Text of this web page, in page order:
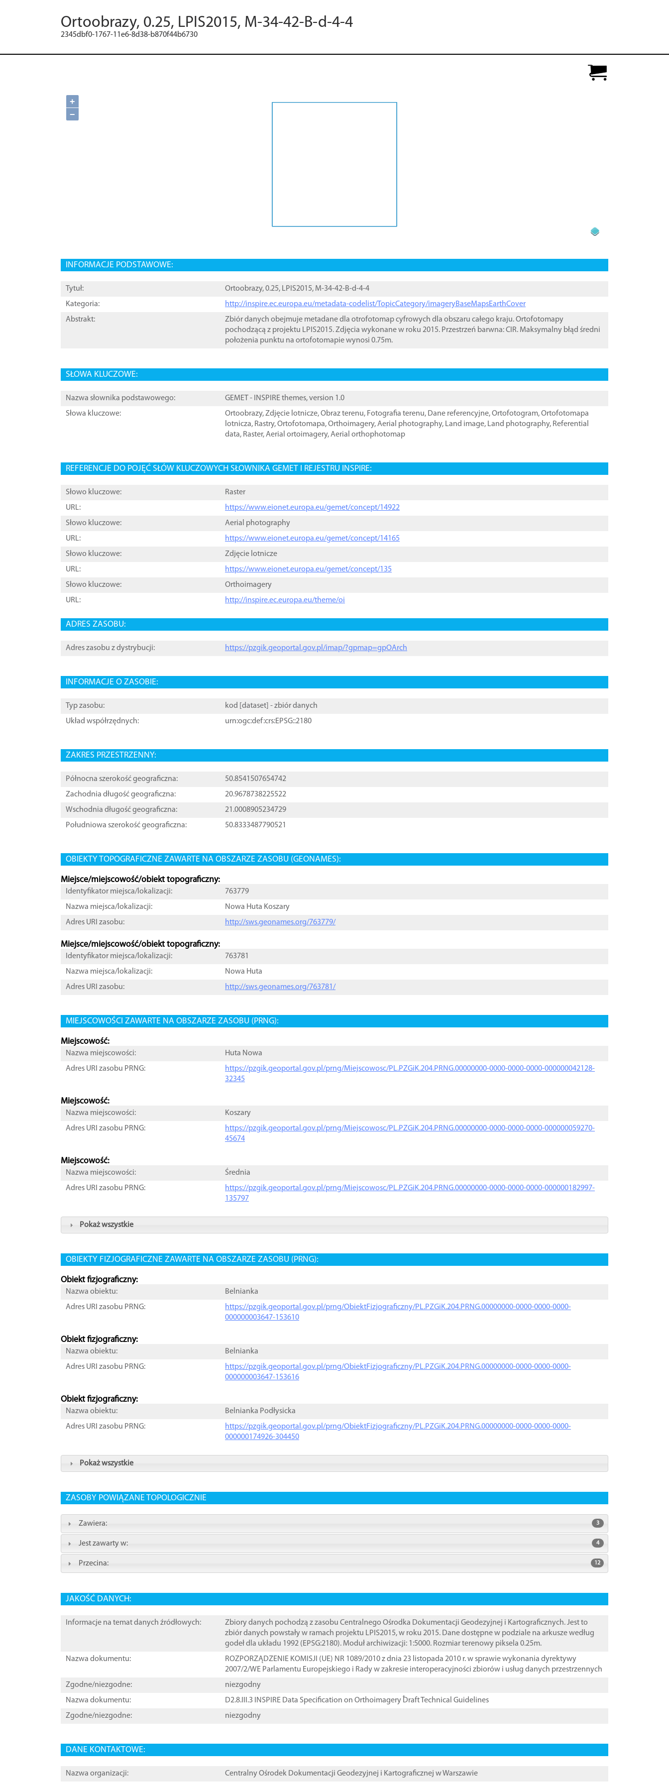
Ortoobrazy, 0.25, LPIS2015, M-34-42-B-d-4-4
2345dbf0-1767-11e6-8d38-b870f44b6730
+
−
INFORMACJE PODSTAWOWE:
Tytuł:
Ortoobrazy, 0.25, LPIS2015, M-34-42-B-d-4-4
Kategoria:
http://inspire.ec.europa.eu/metadata-codelist/TopicCategory/imageryBaseMapsEarthCover
Abstrakt:
Zbiór danych obejmuje metadane dla otrofotomap cyfrowych dla obszaru całego kraju. Ortofotomapy
pochodzącą z projektu LPIS2015. Zdjęcia wykonane w roku 2015. Przestrzeń barwna: CIR. Maksymalny błąd średni
położenia punktu na ortofotomapie wynosi 0.75m.
SŁOWA KLUCZOWE:
Nazwa słownika podstawowego:
GEMET - INSPIRE themes, version 1.0
Słowa kluczowe:
Ortoobrazy,Zdjęcie lotnicze,Obraz terenu, Fotografia terenu, Dane referencyjne,Ortofotogram,Ortofotomapa
lotnicza, Rastry,Ortofotomapa,Orthoimagery,Aerial photography, Land image, Land photography, Referential
data, Raster,Aerial ortoimagery,Aerial orthophotomap
REFERENCJE DO POJĘĆ SŁÓW KLUCZOWYCH SŁOWNIKA GEMET I REJESTRU INSPIRE:
Słowo kluczowe:
Raster
URL:
https://www.eionet.europa.eu/gemet/concept/14922
Słowo kluczowe:
Aerial photography
URL:
https://www.eionet.europa.eu/gemet/concept/14165
Słowo kluczowe:
Zdjęcie lotnicze
URL:
https://www.eionet.europa.eu/gemet/concept/135
Słowo kluczowe:
Orthoimagery
URL:
http://inspire.ec.europa.eu/theme/oi
ADRES ZASOBU:
Adres zasobu z dystrybucji: https://pzgik.geoportal.gov.pl/imap/?gpmap=gpOArch
INFORMACJE O ZASOBIE:
Typ zasobu: kod [ dataset ] - zbiór danych
Układ współrzędnych:
urn:ogc:def:crs:EPSG::2180
ZAKRES PRZESTRZENNY:
Północna szerokość geograficzna:
50.8541507654742
Zachodnia długość geograficzna:
20.9678738225522
Wschodnia długość geograficzna:
21.0008905234729
Południowa szerokość geograficzna:
50.8333487790521
OBIEKTY TOPOGRAFICZNE ZAWARTE NA OBSZARZE ZASOBU (GEONAMES):
Miejsce/miejscowość/obiekt topograficzny:
Identyfikator miejsca/lokalizacji:
763779
Nazwa miejsca/lokalizacji:
Nowa Huta Koszary
Adres URI zasobu:
http://sws.geonames.org/763779/
Miejsce/miejscowość/obiekt topograficzny:
Identyfikator miejsca/lokalizacji:
763781
Nazwa miejsca/lokalizacji:
Nowa Huta
Adres URI zasobu:
http://sws.geonames.org/763781/
MIEJSCOWOŚCI ZAWARTE NA OBSZARZE ZASOBU (PRNG):
Miejscowość:
Nazwa miejscowości:
Huta Nowa
Adres URI zasobu PRNG:
https://pzgik.geoportal.gov.pl/prng/Miejscowosc/PL.PZGiK.204.PRNG.00000000-0000-0000-0000-000000042128-
32345
Miejscowość:
Nazwa miejscowości:
Koszary
Adres URI zasobu PRNG:
https://pzgik.geoportal.gov.pl/prng/Miejscowosc/PL.PZGiK.204.PRNG.00000000-0000-0000-0000-000000059270-
45674
Miejscowość:
Nazwa miejscowości:
Średnia
Adres URI zasobu PRNG:
https://pzgik.geoportal.gov.pl/prng/Miejscowosc/PL.PZGiK.204.PRNG.00000000-0000-0000-0000-000000182997-
135797
Pokaż wszystkie
OBIEKTY FIZJOGRAFICZNE ZAWARTE NA OBSZARZE ZASOBU (PRNG):
Obiekt fizjograficzny:
Nazwa obiektu:
Belnianka
Adres URI zasobu PRNG:
https://pzgik.geoportal.gov.pl/prng/ObiektFizjograficzny/PL.PZGiK.204.PRNG.00000000-0000-0000-0000-
000000003647-153610
Obiekt fizjograficzny:
Nazwa obiektu:
Belnianka
Adres URI zasobu PRNG:
https://pzgik.geoportal.gov.pl/prng/ObiektFizjograficzny/PL.PZGiK.204.PRNG.00000000-0000-0000-0000-
000000003647-153616
Obiekt fizjograficzny:
Nazwa obiektu:
Belnianka Podłysicka
Adres URI zasobu PRNG:
https://pzgik.geoportal.gov.pl/prng/ObiektFizjograficzny/PL.PZGiK.204.PRNG.00000000-0000-0000-0000-
000000174926-304450
Pokaż wszystkie
ZASOBY POWIĄZANE TOPOLOGICZNIE
Zawiera: 3
Jest zawarty w: 4
Przecina: 12
JAKOŚĆ DANYCH:
Informacje na temat danych źródłowych:
Zbiory danych pochodzą z zasobu Centralnego Ośrodka Dokumentacji Geodezyjnej i Kartograficznych. Jest to
zbiór danych powstały w ramach projektu LPIS2015, w roku 2015. Dane dostępne w podziale na arkusze według
godeł dla układu 1992 (EPSG:2180). Moduł archiwizacji: 1:5000. Rozmiar terenowy piksela 0.25m.
Nazwa dokumentu:
ROZPORZĄDZENIE KOMISJI (UE) NR 1089/2010 z dnia 23 listopada 2010 r. w sprawie wykonania dyrektywy
2007/2/WE Parlamentu Europejskiego i Rady w zakresie interoperacyjności zbiorów i usług danych przestrzennych
Zgodne/niezgodne:
niezgodny
Nazwa dokumentu:
D2.8.III.3 INSPIRE Data Specification on Orthoimagery ֠Draft Technical Guidelines
Zgodne/niezgodne:
niezgodny
DANE KONTAKTOWE:
Nazwa organizacji: Centralny Ośrodek Dokumentacji Geodezyjnej i Kartograficznej w Warszawie